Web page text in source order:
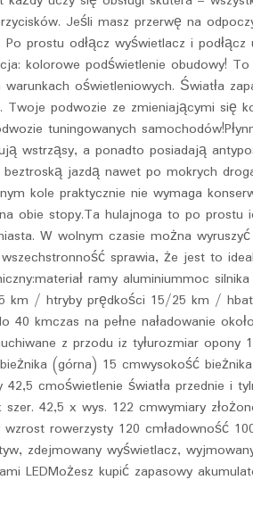
Jeśli masz przerwę na
prostu odłącz wyświetlacz i podłącz
kolorowe podświetlenie obudowy! To
oświetleniowych. Światła
podwozie ze zmieniającymi się
tuningowanych
wstrząsy, a ponadto posiadają
jazdą nawet po mokrych
kole praktycznie nie wymaga
obie stopy.Ta hulajnoga to po prostu
W wolnym czasie można
sprawia, że jest to
ramy aluminiummoc
km / htryby prędkości 15/25 km /
40 kmczas na pełne naładowanie
z przodu iz tyłurozmiar opony
(górna) 15 cmwysokość
cmoświetlenie światła przednie i
42,5 x wys. 122 cmwymiary
rowerzysty 120 cmładowność
zdejmowany wyświetlacz,
LEDMożesz kupić zapasowy